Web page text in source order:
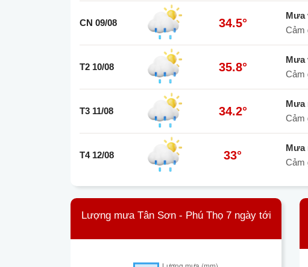
CN 09/08 34.5°
Cảm
T2 10/08 35.8°
Cảm
T3 11/08 34.2°
Cảm
T4 12/08 33°
Cảm
Lượng mưa Tân Sơn - Phú Thọ 7 ngày tới